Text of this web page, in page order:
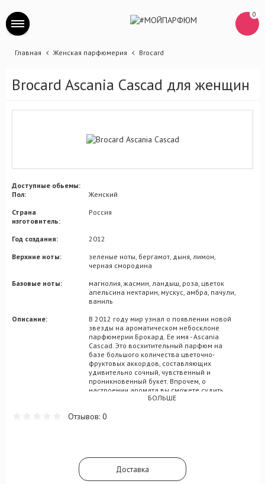
0
Главная Женская парфюмерия Brocard
Brocard Ascania Cascad для женщин
Доступные обьемы:
Пол:
Женский
Страна
изготовитель:
Россия
Год создания:
2012
Верхние ноты:
зеленые ноты, бергамот, дыня, лимон,
черная смородина
Базовые ноты:
магнолия, жасмин, ландыш, роза, цветок
апельсина нектарин, мускус, амбра, пачули,
ваниль
Описание:
В 2012 году мир узнал о появлении новой
звезды на ароматическом небосклоне
парфюмерии Брокард. Ее имя - Ascania
Cascad. Это восхитительный парфюм на
базе большого количества цветочно-
фруктовых аккордов, составляющих
удивительно сочный, чувственный и
проникновенный букет. Впрочем, о
настроении аромата вы сможете судить
только после полноценного знакомства с
композиции звучит индивидуально.
дыни. Романтичное сердце композиции
выражено хитросплетением флердоранжа
и магнолии, окруженным со всех сторон
БОЛЬШЕ
Отзывов: 0
Доставка